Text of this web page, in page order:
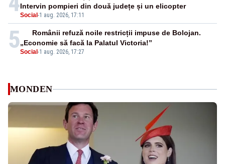
Social -1 aug. 2026, 17:11
Intervin pompieri din două județe și un elicopter
5Social -1 aug. 2026, 17:27
Românii refuză noile restricții impuse de Bolojan.
„Economie să facă la Palatul Victoria!”
MONDEN